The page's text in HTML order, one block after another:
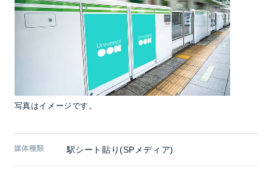
写真はイメージです。
媒体種類 駅シート貼り(SPメディア)